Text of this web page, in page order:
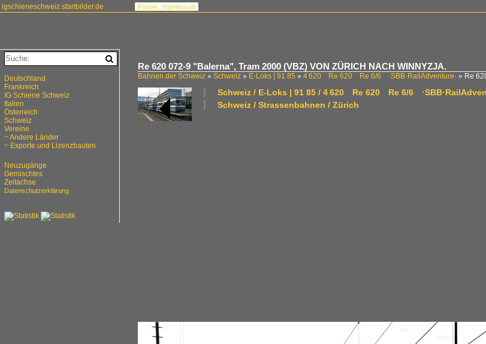
igschieneschweiz.startbilder.de Forum Impressum
Re 620 072-9 "Balerna", Tram 2000 (VBZ) VON ZÜRICH NACH WINNYZJA.
Bahnen der Schweiz » Schweiz » E-Loks | 91 85 » 4 620 Re 620 Re 6/6 ·SBB·RailAdventure· » Re
Schweiz / E-Loks | 91 85 / 4 620 Re 620 Re 6/6
Schweiz / Strassenbahnen / Zürich
Deutschland
Frankreich
IG Schiene Schweiz
Italien
Österreich
Schweiz
Vereine
~ Andere Länder
~ Exporte und Lizenzbauten
Neuzugänge
Gemischtes
Zeitachse
Datenschutzerklärung